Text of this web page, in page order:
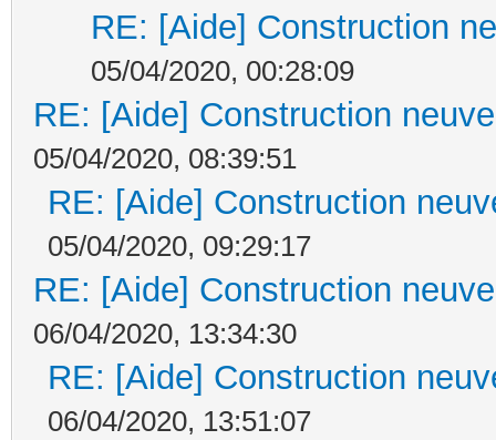
RE: [Aide] Construction
05/04/2020, 00:28:09
RE: [Aide] Construction
05/04/2020, 08:39:51
RE: [Aide] Construction
05/04/2020, 09:29:17
RE: [Aide] Construction
06/04/2020, 13:34:30
RE: [Aide] Construction
06/04/2020, 13:51:07